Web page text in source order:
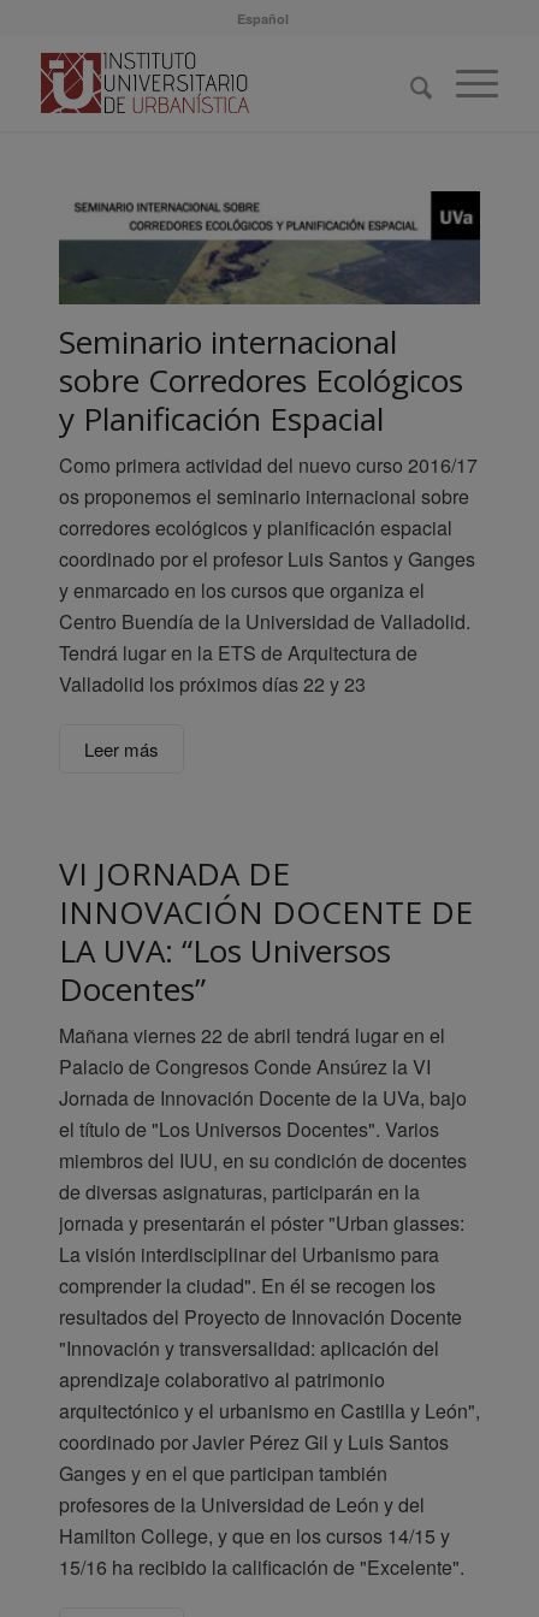
Español
Seminario internacional
sobre Corredores Ecológicos
y Planificación Espacial
Como primera actividad del nuevo curso 2016/17
os proponemos el seminario internacional sobre
corredores ecológicos y planificación espacial
coordinado por el profesor Luis Santos y Ganges
y enmarcado en los cursos que organiza el
Centro Buendía de la Universidad de Valladolid.
Tendrá lugar en la ETS de Arquitectura de
Valladolid los próximos días 22 y 23
Leer más
VI JORNADA DE
INNOVACIÓN DOCENTE DE
LA UVA: “Los Universos
Docentes”
Mañana viernes 22 de abril tendrá lugar en el
Palacio de Congresos Conde Ansúrez la VI
Jornada de Innovación Docente de la UVa, bajo
el título de "Los Universos Docentes". Varios
miembros del IUU, en su condición de docentes
de diversas asignaturas, participarán en la
jornada y presentarán el póster "Urban glasses:
La visión interdisciplinar del Urbanismo para
comprender la ciudad". En él se recogen los
resultados del Proyecto de Innovación Docente
"Innovación y transversalidad: aplicación del
aprendizaje colaborativo al patrimonio
arquitectónico y el urbanismo en Castilla y León",
coordinado por Javier Pérez Gil y Luis Santos
Ganges y en el que participan también
profesores de la Universidad de León y del
Hamilton College, y que en los cursos 14/15 y
15/16 ha recibido la calificación de "Excelente".